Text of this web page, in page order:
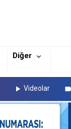
Diğer
Videolar